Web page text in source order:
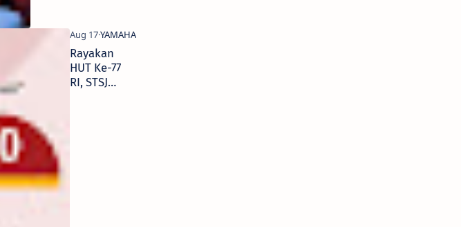
Rayakan
HUT Ke-77
RI, STSJ